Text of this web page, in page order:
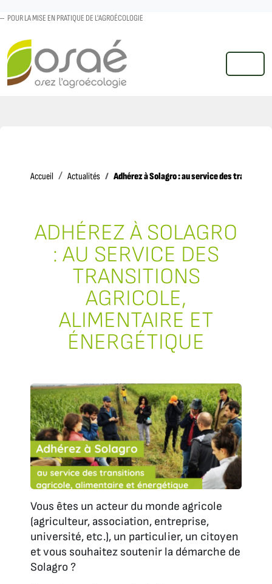
POUR LA MISE EN PRATIQUE DE L'AGROÉCOLOGIE
MENU
Accueil AccueilActualités Adhérez à Solagro : au service des
ADHÉREZ À SOLAGRO
: AU SERVICE DES
TRANSITIONS
AGRICOLE,
ALIMENTAIRE ET
ÉNERGÉTIQUE
Vous êtes un acteur du monde agricole
(agriculteur, association, entreprise,
université, etc.), un particulier, un citoyen
et vous souhaitez soutenir la démarche de
Solagro ?